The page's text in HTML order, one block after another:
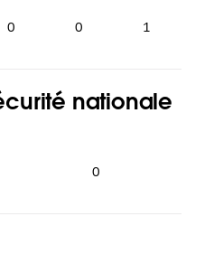
0 0 1
nationale
0